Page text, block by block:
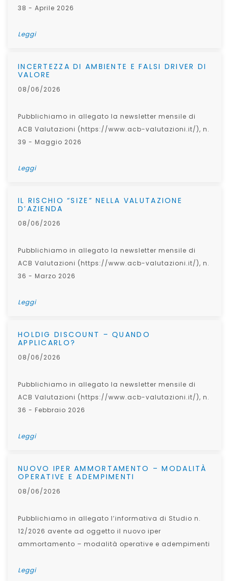
38 - Aprile 2026
Leggi
INCERTEZZA DI AMBIENTE E FALSI DRIVER DI
VALORE
08/06/2026
Pubblichiamo in allegato la newsletter mensile di
ACB Valutazioni (https://www.acb-valutazioni.it/), n.
39 - Maggio 2026
Leggi
IL RISCHIO “SIZE” NELLA VALUTAZIONE
D’AZIENDA
08/06/2026
Pubblichiamo in allegato la newsletter mensile di
ACB Valutazioni (https://www.acb-valutazioni.it/), n.
36 - Marzo 2026
Leggi
HOLDIG DISCOUNT – QUANDO
APPLICARLO?
08/06/2026
Pubblichiamo in allegato la newsletter mensile di
ACB Valutazioni (https://www.acb-valutazioni.it/), n.
36 - Febbraio 2026
Leggi
NUOVO IPER AMMORTAMENTO – MODALITÀ
OPERATIVE E ADEMPIMENTI
08/06/2026
Pubblichiamo in allegato l’informativa di Studio n.
12/2026 avente ad oggetto il nuovo iper
ammortamento – modalità operative e adempimenti
Leggi